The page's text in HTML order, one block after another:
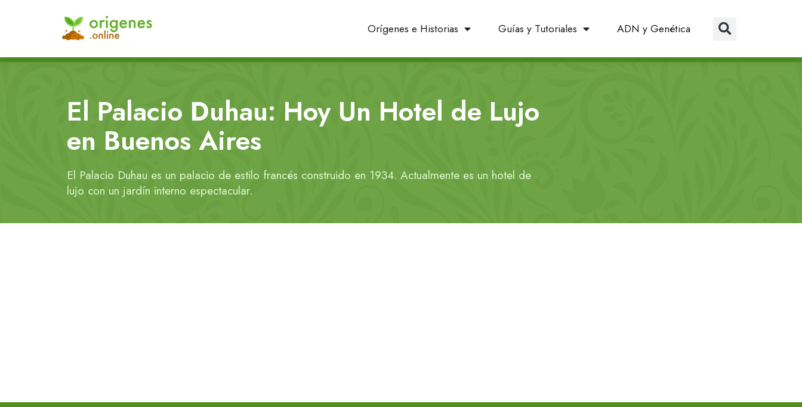
Orígenes e Historias Guías y Tutoriales ADN y Genética
El Palacio Duhau: Hoy Un Hotel de Lujo
en Buenos Aires
El Palacio Duhau es un palacio de estilo francés construido en 1934. Actualmente es un hotel de
lujo con un jardín interno espectacular.